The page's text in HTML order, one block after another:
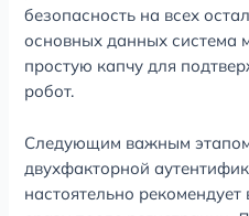
безопасность на всех
основных данных система
простую капчу для
робот.
Следующим важным этапом
двухфакторной
настоятельно